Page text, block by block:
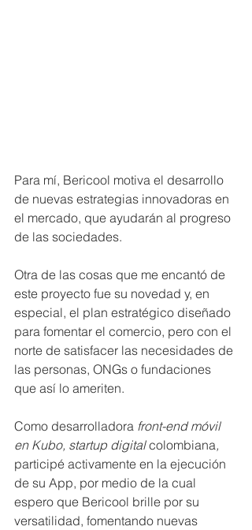
Para mí, Bericool motiva el desarrollo
de nuevas estrategias innovadoras en
el mercado, que ayudarán al progreso
de las sociedades.
Otra de las cosas que me encantó de
este proyecto fue su novedad y, en
especial, el plan estratégico diseñado
para fomentar el comercio, pero con el
norte de satisfacer las necesidades de
las personas, ONGs o fundaciones
que así lo ameriten.
Como desarrolladora front-end móvil
en Kubo, startup digital colombiana,
participé activamente en la ejecución
de su App, por medio de la cual
espero que Bericool brille por su
versatilidad, fomentando nuevas